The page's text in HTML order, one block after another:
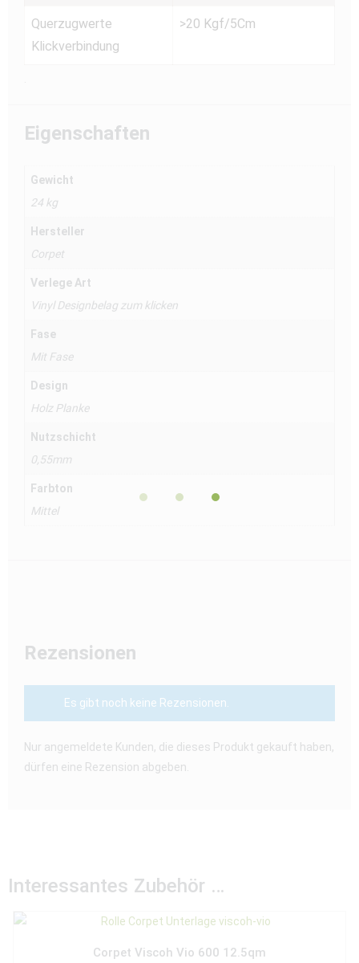
Querzugwerte
Klickverbindung
>20 Kgf/5Cm
Eigenschaften
Gewicht
24 kg
Hersteller
Corpet
Verlege Art
Vinyl Designbelag zum klicken
Fase
Mit Fase
Design
Holz Planke
Nutzschicht
0,55mm
Farbton
Mittel
Rezensionen
Es gibt noch keine Rezensionen.
Nur angemeldete Kunden, die dieses Produkt gekauft haben,
dürfen eine Rezension abgeben.
Interessantes Zubehör …
Corpet Viscoh Vio 600 12.5qm